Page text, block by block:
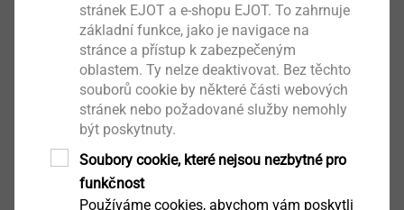
důsledku vzájemných pohybů setře
Středový otvor slouží pro vystředění šroubu
Technické údaje
Vnitřní průměr pouzdra: 8,4 mm
Průměr otvoru ve fasádní desce: 11 mm
Upozornění
Použití pouzder a šroubů LT musí být odsouhlaseno
stránek EJOT a e-shopu EJOT. To zahrnuje
základní funkce, jako je navigace na
stránce a přístup k zabezpečeným
oblastem. Ty nelze deaktivovat. Bez těchto
souborů cookie by některé části webových
stránek nebo požadované služby nemohly
být poskytnuty.
Soubory cookie, které nejsou nezbytné pro
funkčnost
Používáme cookies, abychom vám poskytli